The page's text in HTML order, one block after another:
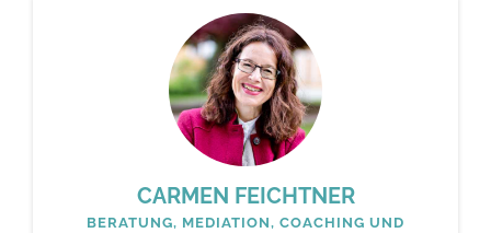
CARMEN FEICHTNER
BERATUNG, MEDIATION, COACHING UND